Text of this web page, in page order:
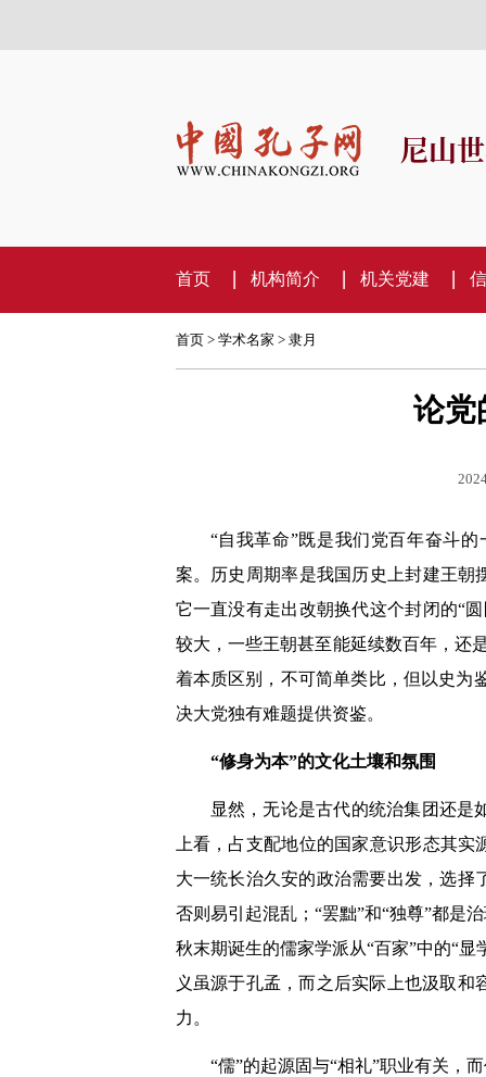
尼山
首页 机构简介 机关党建
首页> 学术名家 > 隶月
论党
“自我革命”既是我们党百年奋斗
案。历史周期率是我国历史上封建王朝
它一直没有走出改朝换代这个封闭的“
较大，一些王朝甚至能延续数百年，还
着本质区别，不可简单类比，但以史为
决大党独有难题提供资鉴。
“修身为本”的文化土壤和氛围
显然，无论是古代的统治集团还是
上看，占支配地位的国家意识形态其
大一统长治久安的政治需要出发，选
否则易引起混乱；“罢黜”和“独尊”都是
秋末期诞生的儒家学派从“百家”中的“
义虽源于孔孟，而之后实际上也汲取
力。
“儒”的起源固与“相礼”职业有关，